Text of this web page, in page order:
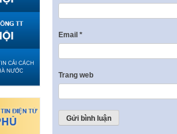
Email *
Trang web